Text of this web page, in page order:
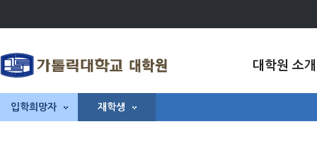
대학원 소개
입학희망자 재학생